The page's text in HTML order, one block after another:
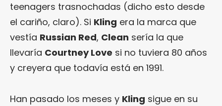
teenagers trasnochadas (dicho esto desde
el cariño, claro). Si Kling era la marca que
vestía Russian Red, Clean sería la que
llevaría Courtney Love si no tuviera 80 años
y creyera que todavía está en 1991.
Han pasado los meses y Kling sigue en su